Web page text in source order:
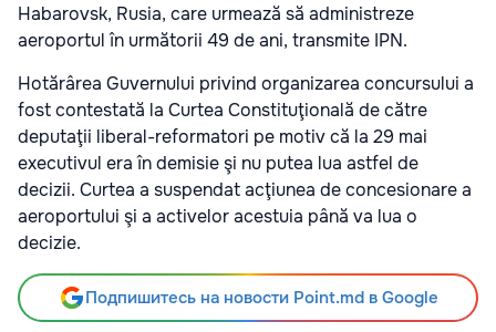
Habarovsk, Rusia, care urmează să administreze
aeroportul în următorii 49 de ani, transmite IPN.
Hotărârea Guvernului privind organizarea concursului a
fost contestată la Curtea Constituţională de către
deputaţii liberal-reformatori pe motiv că la 29 mai
executivul era în demisie şi nu putea lua astfel de
decizii. Curtea a suspendat acţiunea de concesionare a
aeroportului şi a activelor acestuia până va lua o
decizie.
Подпишитесь на новости Point.md в Google